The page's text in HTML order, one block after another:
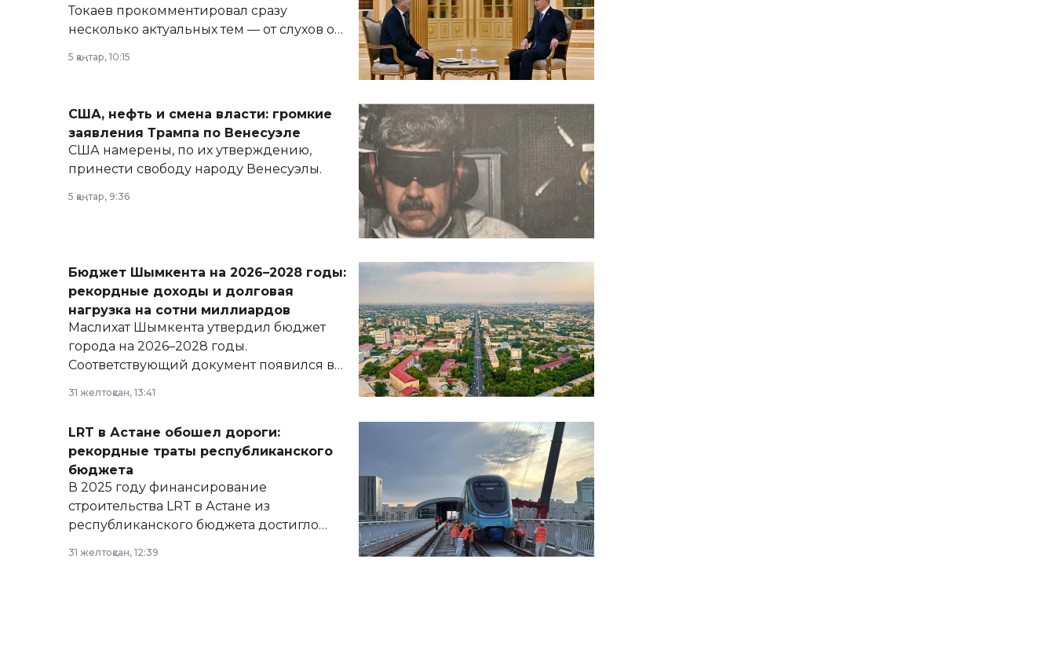
Токаев прокомментировал сразу
несколько актуальных тем — от слухов о
армии, экономики и личного здоровья.
5 қаңтар, 10:15
США, нефть и смена власти: громкие
заявления Трампа по Венесуэле
США намерены, по их утверждению,
принести свободу народу Венесуэлы.
5 қаңтар, 9:36
Бюджет Шымкента на 2026–2028 годы:
рекордные доходы и долговая
нагрузка на сотни миллиардов
Маслихат Шымкента утвердил бюджет
города на 2026–2028 годы.
Соответствующий документ появился в
сайте маслихат города.
31 желтоқсан, 13:41
LRT в Астане обошел дороги:
рекордные траты республиканского
бюджета
В 2025 году финансирование
строительства LRT в Астане из
республиканского бюджета достигло
31 желтоқсан, 12:39